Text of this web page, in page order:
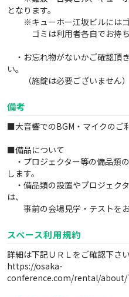
となります。
※キューホー江坂ビルにはゴ
ゴミは利用者各自でお持ち
・お忘れ物がないかご確認頂
い。
（施錠は必要ございません）
備考
■大音響でのBGM・マイクのご
■備品について
・プロジェクター等の備品類
します。
・備品類の設置やプロジェク
は、
事前の会場見学・テストをお
スペース利用規約
詳細は下記ＵＲＬをご確認下さい
https://osaka-
conference.com/rental/about/